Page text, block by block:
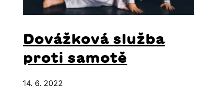
Dovážková služba
proti samotě
14. 6. 2022